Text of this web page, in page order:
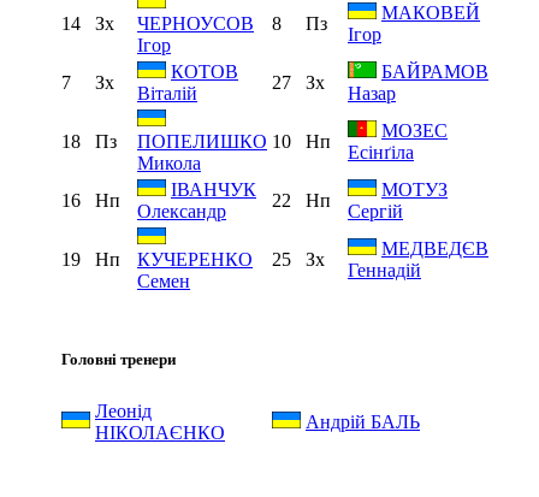
14 Зх
ЧЕРНОУСОВ
Ігор
8 Пз
МАКОВЕЙ
Ігор
7 Зх
КОТОВ
Віталій
27 Зх
БАЙРАМОВ
Назар
18 Пз
ПОПЕЛИШКО
Микола
10 Нп
МОЗЕС
Есінґіла
16 Нп
ІВАНЧУК
Олександр
22 Нп
МОТУЗ
Сергій
19 Нп
КУЧЕРЕНКО
Семен
25 Зх
МЕДВЕДЄВ
Геннадій
Головні тренери
Леонід
НІКОЛАЄНКО
Андрій БАЛЬ